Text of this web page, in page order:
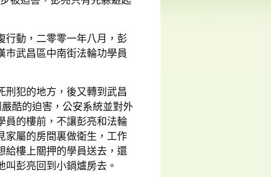
行動，二零零一年八月，彭
市武昌區中南街法輪功學員
刑犯的地方，後又轉到武昌
酷的迫害，公安系統並對外
員的樓前，不讓彭亮和法輪
家屬的房間裏做衛生，工作
給樓上關押的學員送去，還
彭亮回到小鍋爐房去。